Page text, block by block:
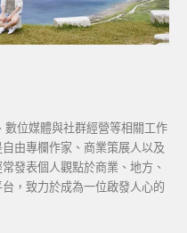
位媒體與社群經營等相關工作
由專欄作家、商業策展人以及
發表個人觀點於商業、地方、
，致力於成為一位啟發人心的